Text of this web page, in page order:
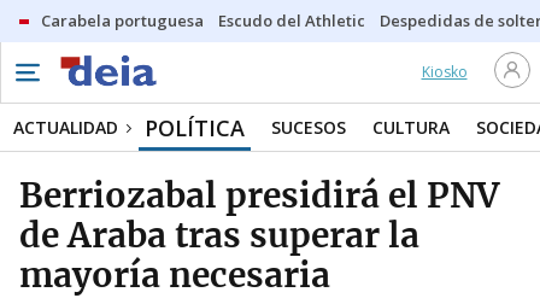
Carabela portuguesa Escudo del Athletic Despedidas de
Kiosko
ACTUALIDAD POLÍTICA SUCESOS CULTURA
Berriozabal presidirá el PNV
de Araba tras superar la
mayoría necesaria